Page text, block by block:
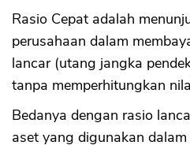
Rasio Cepat adalah
perusahaan dalam
lancar (utang jangka
tanpa memperhitungkan
Bedanya dengan rasio
aset yang digunakan dalam